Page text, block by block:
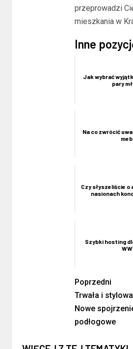
przeprowadzi
mieszkania w
Inne
Jak wybrać
pary
Na co zwrócić
Czy słyszeliście
nasionach
Szybki hosting
Poprzedni
Trwała i
Nowe
podłogowe